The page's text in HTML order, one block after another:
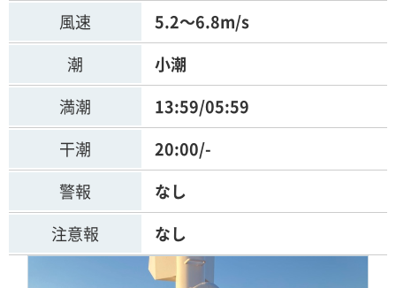
風速
5.2～6.8m/s
潮
小潮
満潮
13:59/05:59
干潮
20:00/-
警報
なし
注意報
なし